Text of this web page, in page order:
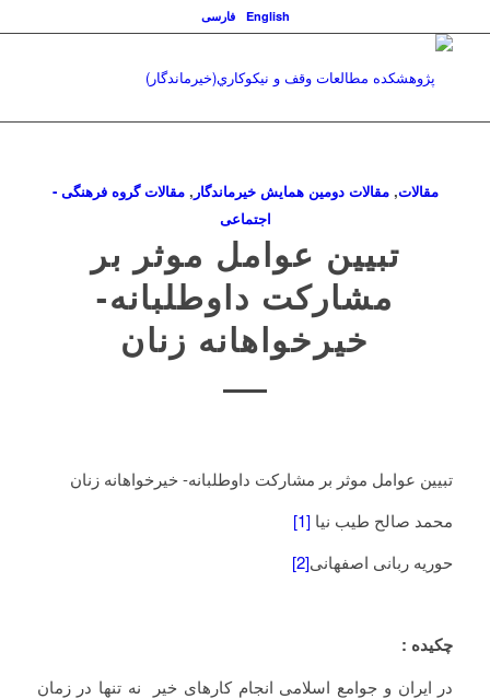
English فارسی
مقالات,مقالات دومین همایش خیرماندگار ,مقالات گروه فرهنگی -
اجتماعی
تبیین عوامل موثر بر
مشارکت داوطلبانه-
خیرخواهانه زنان
تبیین عوامل موثر بر مشارکت داوطلبانه- خیرخواهانه زنان
محمد صالح طیب نیا [1]
حوریه ربانی اصفهانی[2]
چکیده :
در ایران و جوامع اسلامی انجام کارهای خیر نه تنها در زمان